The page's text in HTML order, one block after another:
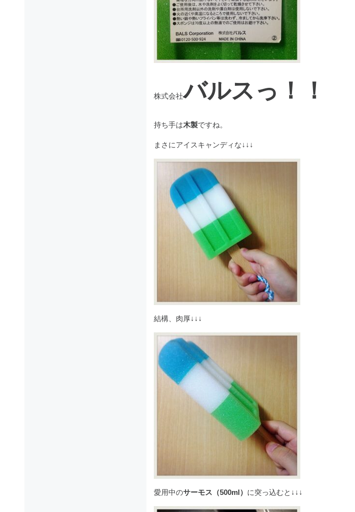
株式会社バルスっ！！
持ち手は木製ですね。
まさにアイスキャンディな↓↓↓
結構、肉厚↓↓↓
愛用中のサーモス（500ml） に突っ込むと↓↓↓